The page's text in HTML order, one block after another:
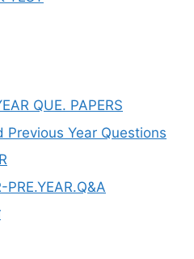
QUE. PAPERS
Previous Year Questions
PRE.YEAR.Q&A